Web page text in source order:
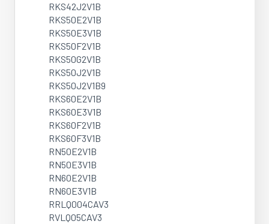
RKS42J2V1B
RKS50E2V1B
RKS50E3V1B
RKS50F2V1B
RKS50G2V1B
RKS50J2V1B
RKS50J2V1B9
RKS60E2V1B
RKS60E3V1B
RKS60F2V1B
RKS60F3V1B
RN50E2V1B
RN50E3V1B
RN60E2V1B
RN60E3V1B
RRLQ004CAV3
RVLQ05CAV3